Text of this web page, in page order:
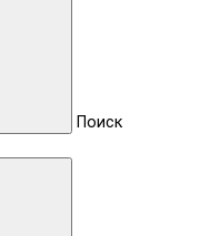
Поиск